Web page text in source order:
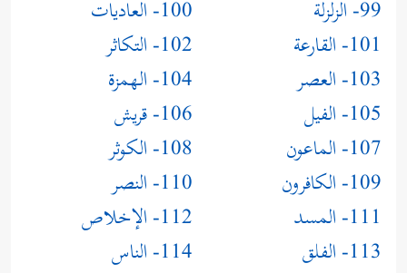
99- الزلزلة
100- العاديات
101- القارعة
102- التكاثر
103- العصر
104- الهمزة
105- الفيل
106- قريش
107- الماعون
108- الكوثر
109- الكافرون
110- النصر
111- المسد
112- الإخلاص
113- الفلق
114- الناس